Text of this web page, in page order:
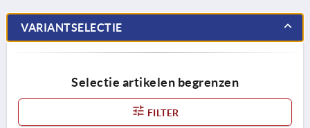
VARIANTSELECTIE
Selectie artikelen begrenzen
FILTER